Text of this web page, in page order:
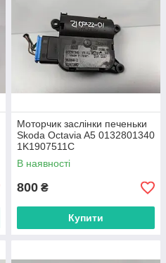
Моторчик заслінки печеньки
Skoda Octavia A5 0132801340
1K1907511C
В наявності
800 ₴
Купити